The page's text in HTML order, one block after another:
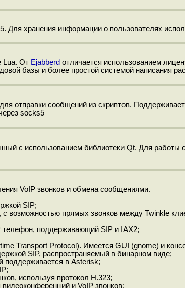
Для хранения информации о пользователях
Lua. От Ejabberd отличается использованием
базы и более простой системой написания
отправки сообщений из скриптов.
socks5
с использованием библиотеки Qt. Для работы
VoIP звонков и обмена сообщениями.
SIP;
возможностью прямых звонков между Twinkle
поддерживающий SIP и IAX2;
Transport Protocol). Имеется GUI (gnome) и
SIP, распространяемый в бинарном виде;
поддерживается в Asterisk;
используя протокол H.323;
и VoIP звонков;